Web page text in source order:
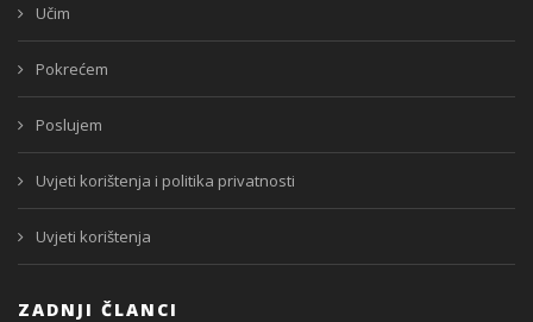
Učim
Pokrećem
Poslujem
Uvjeti korištenja i politika privatnosti
Uvjeti korištenja
ZADNJI ČLANCI